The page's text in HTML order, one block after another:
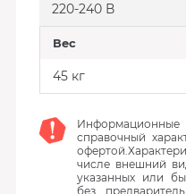
220-240 В
Вес
45 кг
Информационные
справочный
числе внешний
указанных или
без